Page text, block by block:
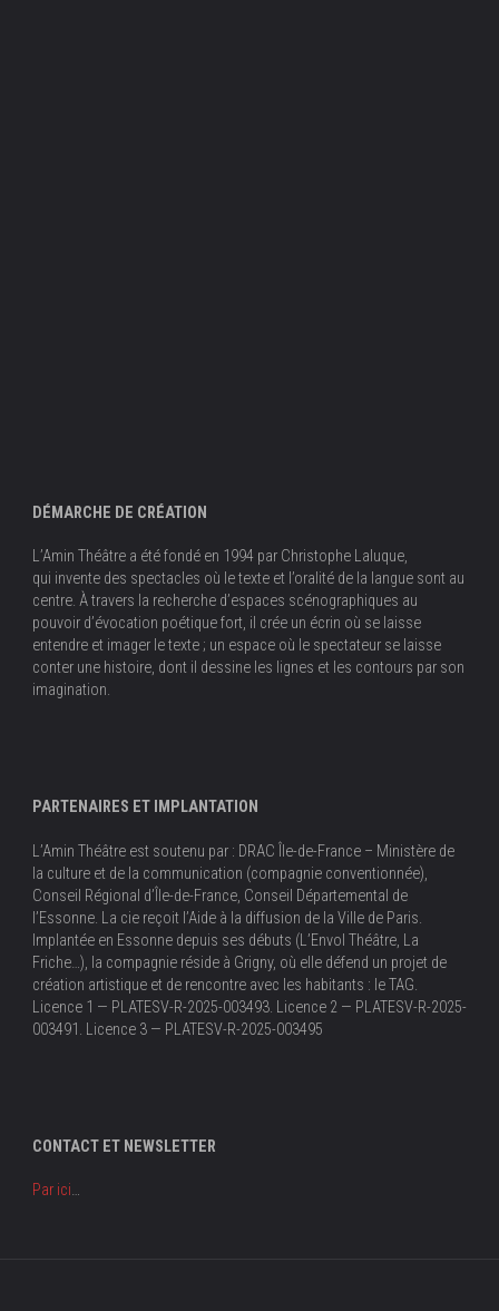
DÉMARCHE DE CRÉATION
L’Amin Théâtre a été fondé en 1994 par Christophe Laluque,
qui invente des spectacles où le texte et l’oralité de la langue sont au
centre. À travers la recherche d’espaces scénographiques au
pouvoir d’évocation poétique fort, il crée un écrin où se laisse
entendre et imager le texte ; un espace où le spectateur se laisse
conter une histoire, dont il dessine les lignes et les contours par son
imagination.
PARTENAIRES ET IMPLANTATION
L’Amin Théâtre est soutenu par : DRAC Île-de-France – Ministère de
la culture et de la communication (compagnie conventionnée),
Conseil Régional d’Île-de-France, Conseil Départemental de
l’Essonne. La cie reçoit l’Aide à la diffusion de la Ville de Paris.
Implantée en Essonne depuis ses débuts (L’Envol Théâtre, La
Friche…), la compagnie réside à Grigny, où elle défend un projet de
création artistique et de rencontre avec les habitants : le TAG.
Licence 1 — PLATESV-R-2025-003493. Licence 2 — PLATESV-R-2025-
003491. Licence 3 — PLATESV-R-2025-003495
CONTACT ET NEWSLETTER
Par ici…